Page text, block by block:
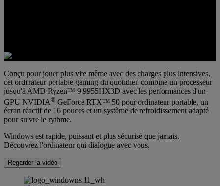
Conçu pour jouer plus vite même avec des charges plus intensives,
cet ordinateur portable gaming du quotidien combine un processeur
jusqu'à AMD Ryzen™ 9 9955HX3D avec les performances d'un
GPU NVIDIA® GeForce RTX™ 50 pour ordinateur portable, un
écran réactif de 16 pouces et un système de refroidissement adapté
pour suivre le rythme.
Windows est rapide, puissant et plus sécurisé que jamais.
Découvrez l'ordinateur qui dialogue avec vous.
Regarder la vidéo